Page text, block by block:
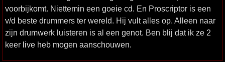
voorbijkomt. Niettemin een goeie cd. En Proscriptor is een
v/d beste drummers ter wereld. Hij vult alles op. Alleen naar
zijn drumwerk luisteren is al een genot. Ben blij dat ik ze 2
keer live heb mogen aanschouwen.